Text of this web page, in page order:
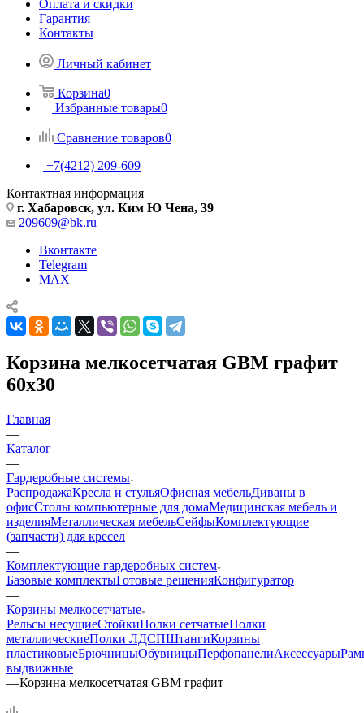
Оплата и скидки
Гарантия
Контакты
Личный кабинет
Корзина0
Избранные товары0
Сравнение товаров0
+7(4212) 209-609
Контактная информация
г. Хабаровск, ул. Ким Ю Чена, 39
209609@bk.ru
Вконтакте
Telegram
MAX
Корзина мелкосетчатая GBM графит
60х30
Главная
—
Каталог
—
Гардеробные системы
РаспродажаКресла и стульяОфисная мебельДиваны в
офисСтолы компьютерные для домаМедицинская мебель и
изделияМеталлическая мебельСейфыКомплектующие
(запчасти) для кресел
—
Комплектующие гардеробных систем
Базовые комплектыГотовые решенияКонфигуратор
—
Корзины мелкосетчатые
Рельсы несущиеСтойкиПолки сетчатыеПолки
металлическиеПолки ЛДСПШтангиКорзины
пластиковыеБрючницыОбувницыПерфопанелиАксессуары
выдвижные
—Корзина мелкосетчатая GBM графит